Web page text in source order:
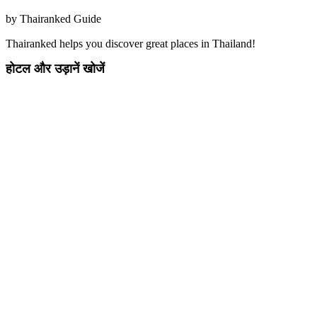
by Thairanked Guide
Thairanked helps you discover great places in Thailand!
होटल और उड़ानें खोजें